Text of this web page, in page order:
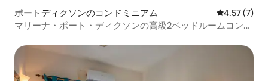
ポートディクソンのコンドミニアム レビュー7
4.57 (7)
マリーナ・ポート・ディクソンの高級2ベッドルームコンド